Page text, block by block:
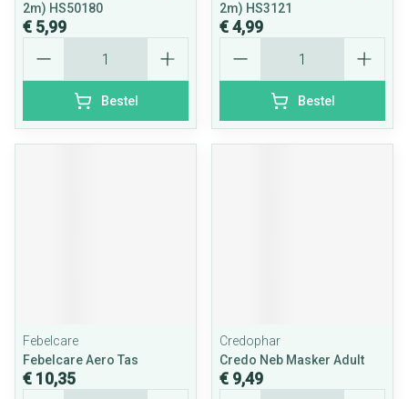
2m) HS50180
€ 5,99
Bestel
2m) HS3121
€ 4,99
Bestel
Febelcare
Febelcare Aero Tas
€ 10,35
Credophar
Credo Neb Masker Adult
€ 9,49